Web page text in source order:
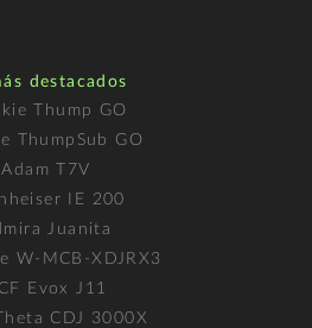
destacados
Thump GO
ThumpSub GO
Adam T7V
IE 200
Juanita
W-MCB-XDJRX3
Evox J11
CDJ 3000X